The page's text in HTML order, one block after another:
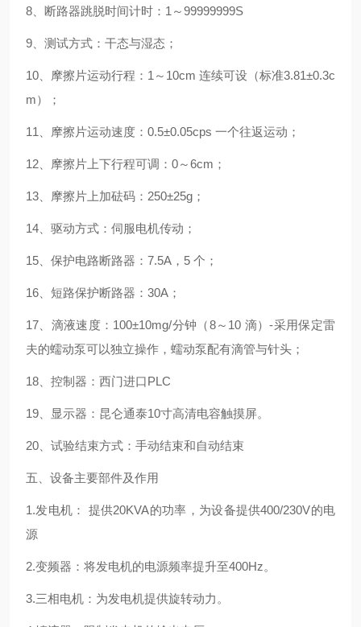
8、断路器跳脱时间计时：1～99999999S
9、测试方式：干态与湿态；
10、摩擦片运动行程：1～10cm 连续可设（标准3.81±0.3c
m）；
11、摩擦片运动速度：0.5±0.05cps 一个往返运动；
12、摩擦片上下行程可调：0～6cm；
13、摩擦片上加砝码：250±25g；
14、驱动方式：伺服电机传动；
15、保护电路断路器：7.5A，5 个；
16、短路保护断路器：30A；
17、滴液速度：100±10mg/分钟（8～10 滴）-采用保定雷
夫的蠕动泵可以独立操作，蠕动泵配有滴管与针头；
18、控制器：西门进口PLC
19、显示器：昆仑通泰10寸高清电容触摸屏。
20、试验结束方式：手动结束和自动结束
五、设备主要部件及作用
1.发电机： 提供20KVA的功率，为设备提供400/230V的电
源
2.变频器：将发电机的电源频率提升至400Hz。
3.三相电机：为发电机提供旋转动力。